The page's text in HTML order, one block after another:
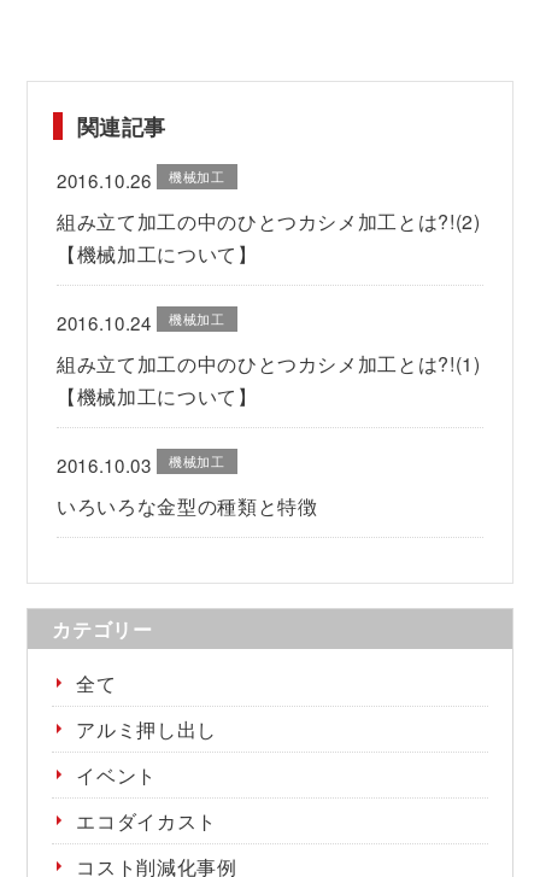
関連記事
2016.10.26 機械加工
組み立て加工の中のひとつカシメ加工とは?!(2)
【機械加工について】
2016.10.24 機械加工
組み立て加工の中のひとつカシメ加工とは?!(1)
【機械加工について】
2016.10.03 機械加工
いろいろな金型の種類と特徴
カテゴリー
全て
アルミ押し出し
イベント
エコダイカスト
コスト削減化事例